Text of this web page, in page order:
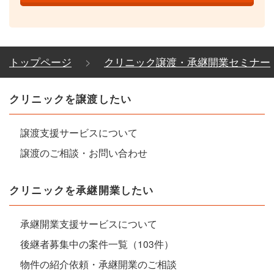
トップページ クリニック譲渡・承継開業セミナー
クリニックを譲渡したい
譲渡支援サービスについて
譲渡のご相談・お問い合わせ
クリニックを承継開業したい
承継開業支援サービスについて
後継者募集中の案件一覧（103件）
物件の紹介依頼・承継開業のご相談